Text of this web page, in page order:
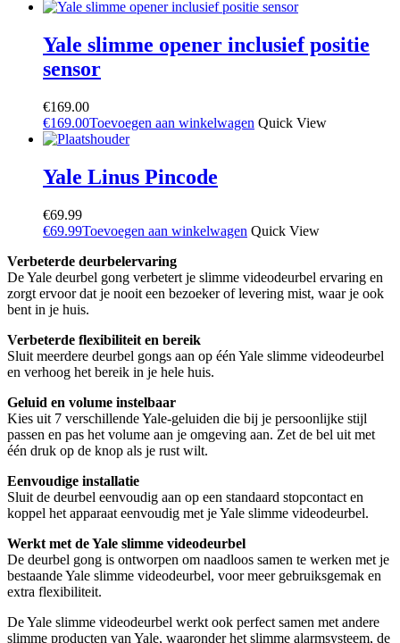
Yale slimme opener inclusief positie
sensor
€169.00
€169.00Toevoegen aan winkelwagen Quick View
Yale Linus Pincode
€69.99
€69.99Toevoegen aan winkelwagen Quick View
Verbeterde deurbelervaring
De Yale deurbel gong verbetert je slimme videodeurbel ervaring en
zorgt ervoor dat je nooit een bezoeker of levering mist, waar je ook
bent in je huis.
Verbeterde flexibiliteit en bereik
Sluit meerdere deurbel gongs aan op één Yale slimme videodeurbel
en verhoog het bereik in je hele huis.
Geluid en volume instelbaar
Kies uit 7 verschillende Yale-geluiden die bij je persoonlijke stijl
passen en pas het volume aan je omgeving aan. Zet de bel uit met
één druk op de knop als je rust wilt.
Eenvoudige installatie
Sluit de deurbel eenvoudig aan op een standaard stopcontact en
koppel het apparaat eenvoudig met je Yale slimme videodeurbel.
Werkt met de Yale slimme videodeurbel
De deurbel gong is ontworpen om naadloos samen te werken met je
bestaande Yale slimme videodeurbel, voor meer gebruiksgemak en
extra flexibiliteit.
De Yale slimme videodeurbel werkt ook perfect samen met andere
slimme producten van Yale, waaronder het slimme alarmsysteem, de